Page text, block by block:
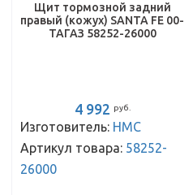
Щит тормозной задний
правый (кожух) SANTA FE 00-
ТАГАЗ 58252-26000
4 992 руб.
Изготовитель: HMC
Артикул товара: 58252-
26000